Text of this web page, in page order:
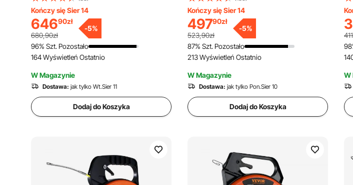
ciągnące, narzędzie wędkarskie do
ścian i przewodów elektrycznych,
nieprzewodzące
Kończy się Sier 14
64690zł
680,90zł
-5%
96% Szt. Pozostało
164 Wyświetleń Ostatnio
W Magazynie
Dostawa: jak tylko Wt.Sier 11
Dodaj do Koszyka
rękawicami do kołowrotka stalowego
Uchwyt hamulca Metalowe głowice
ciągnące Taśma wędkarska -40°C do
+80°C Pomoc w ciągnięciu Taśma
ciągnąca Spirala ciągnąca
Kończy się Sier 14
49790zł
523,90zł
-5%
87% Szt. Pozostało
213 Wyświetleń Ostatnio
W Magazynie
Dostawa: jak tylko Pon.Sier 10
Dodaj do Koszyka
W